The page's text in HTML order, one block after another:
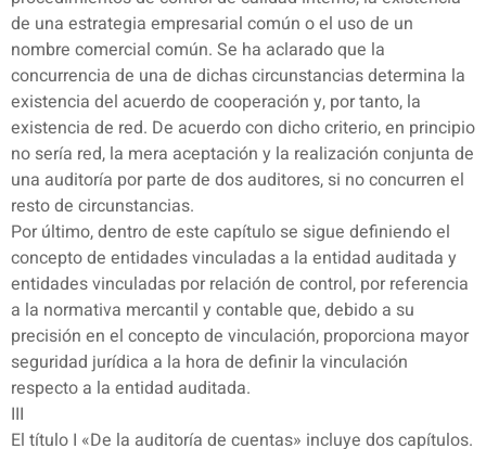
de una estrategia empresarial común o el uso de un
nombre comercial común. Se ha aclarado que la
concurrencia de una de dichas circunstancias determina la
existencia del acuerdo de cooperación y, por tanto, la
existencia de red. De acuerdo con dicho criterio, en principio
no sería red, la mera aceptación y la realización conjunta de
una auditoría por parte de dos auditores, si no concurren el
resto de circunstancias.
Por último, dentro de este capítulo se sigue definiendo el
concepto de entidades vinculadas a la entidad auditada y
entidades vinculadas por relación de control, por referencia
a la normativa mercantil y contable que, debido a su
precisión en el concepto de vinculación, proporciona mayor
seguridad jurídica a la hora de definir la vinculación
respecto a la entidad auditada.
III
El título I «De la auditoría de cuentas» incluye dos capítulos.